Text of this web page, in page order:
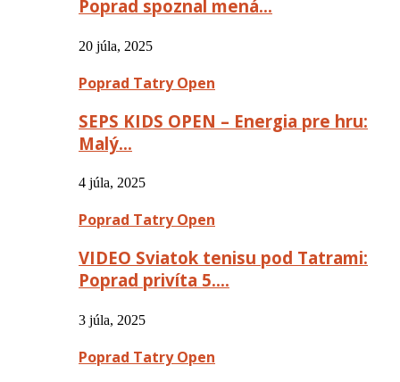
Poprad spoznal mená…
20 júla, 2025
Poprad Tatry Open
SEPS KIDS OPEN – Energia pre hru:
Malý…
4 júla, 2025
Poprad Tatry Open
VIDEO Sviatok tenisu pod Tatrami:
Poprad privíta 5….
3 júla, 2025
Poprad Tatry Open